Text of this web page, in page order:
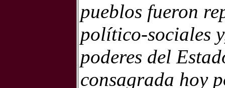
pueblos fueron
político-sociales
poderes del
consagrada hoy